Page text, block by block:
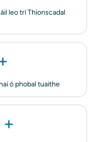
leo trí Thionscadal
ó phobal tuaithe